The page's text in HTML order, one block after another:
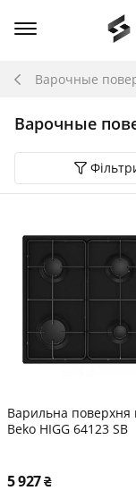
Варочные
Варочные
Варильна поверхня
Beko HIGG 64123 SB
5 927